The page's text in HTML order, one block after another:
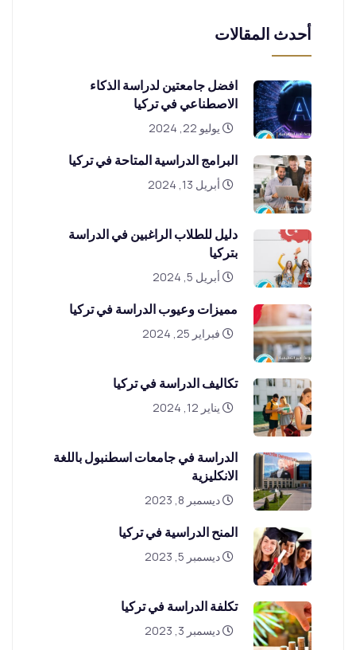
أحدث المقالات
افضل جامعتين لدراسة الذكاء
الاصطناعي في تركيا
يوليو 22, 2024
البرامج الدراسية المتاحة في تركيا
أبريل 13, 2024
دليل للطلاب الراغبين في الدراسة
بتركيا
أبريل 5, 2024
مميزات وعيوب الدراسة في تركيا
فبراير 25, 2024
تكاليف الدراسة في تركيا
يناير 12, 2024
الدراسة في جامعات اسطنبول باللغة
الانكليزية
ديسمبر 8, 2023
المنح الدراسية في تركيا
ديسمبر 5, 2023
تكلفة الدراسة في تركيا
ديسمبر 3, 2023